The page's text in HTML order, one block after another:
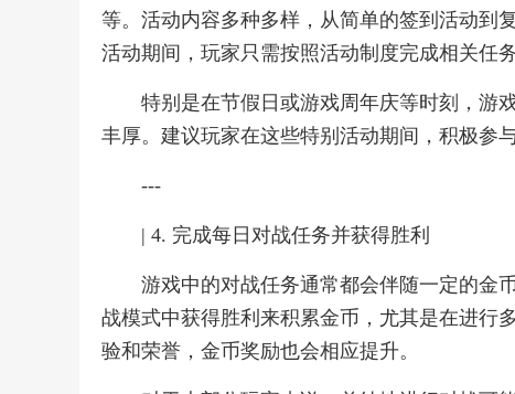
等。活动内容多种多样，从简单的签到活动到
活动期间，玩家只需按照活动制度完成相关任
特别是在节假日或游戏周年庆等时刻，游
丰厚。建议玩家在这些特别活动期间，积极参
---
| 4. 完成每日对战任务并获得胜利
游戏中的对战任务通常都会伴随一定的金
战模式中获得胜利来积累金币，尤其是在进行
验和荣誉，金币奖励也会相应提升。